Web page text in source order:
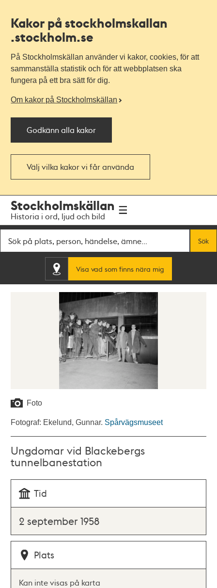
Kakor på stockholmskallan
.stockholm.se
På Stockholmskällan använder vi kakor, cookies, för att
sammanställa statistik och för att webbplatsen ska
fungera på ett bra sätt för dig.
Om kakor på Stockholmskällan
Godkänn alla kakor
Välj vilka kakor vi får använda
navigationen
huvudinnehållet
Stockholmskällan
Historia i ord, ljud och bild
Sök
Visa vad som finns nära mig
Foto
Fotograf: Ekelund, Gunnar. Spårvägsmuseet
Ungdomar vid Blackebergs
tunnelbanestation
Tid
2 september 1958
Plats
Kan inte visas på karta